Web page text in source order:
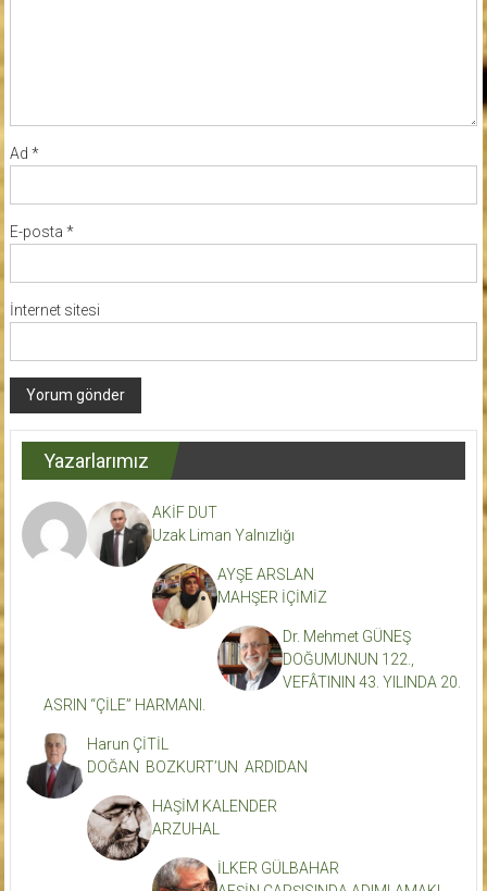
Ad *
E-posta *
İnternet sitesi
Yazarlarımız
AKİF DUT
Uzak Liman Yalnızlığı
AYŞE ARSLAN
MAHŞER İÇİMİZ
Dr. Mehmet GÜNEŞ
DOĞUMUNUN 122.,
VEFÂTININ 43. YILINDA 20.
ASRIN “ÇİLE” HARMANI.
Harun ÇİTİL
DOĞAN BOZKURT’UN ARDIDAN
HAŞİM KALENDER
ARZUHAL
İLKER GÜLBAHAR